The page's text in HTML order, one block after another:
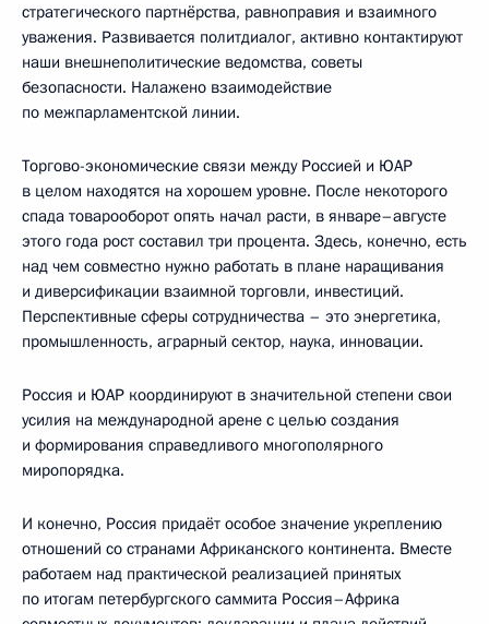
стратегического партнёрства, равноправия и взаимного
уважения. Развивается политдиалог, активно контактируют
наши внешнеполитические ведомства, советы
безопасности. Налажено взаимодействие
по межпарламентской линии.
Торгово-экономические связи между Россией и ЮАР
в целом находятся на хорошем уровне. После некоторого
спада товарооборот опять начал расти, в январе–августе
этого года рост составил три процента. Здесь, конечно, есть
над чем совместно нужно работать в плане наращивания
и диверсификации взаимной торговли, инвестиций.
Перспективные сферы сотрудничества – это энергетика,
промышленность, аграрный сектор, наука, инновации.
Россия и ЮАР координируют в значительной степени свои
усилия на международной арене с целью создания
и формирования справедливого многополярного
миропорядка.
И конечно, Россия придаёт особое значение укреплению
отношений со странами Африканского континента. Вместе
работаем над практической реализацией принятых
по итогам петербургского саммита Россия–Африка